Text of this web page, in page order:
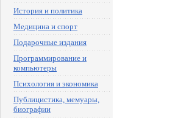
История и политика
Медицина и спорт
Подарочные издания
Программирование и
компьютеры
Психология и экономика
Публицистика, мемуары,
биографии